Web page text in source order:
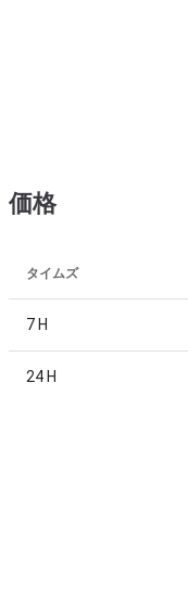
価格
タイムズ
7 H
24 H